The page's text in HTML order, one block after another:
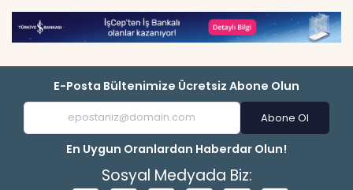
E-Posta Bültenimize Ücretsiz Abone Olun
Abone Ol
En Uygun Oranlardan Haberdar Olun!
Sosyal Medyada Biz: